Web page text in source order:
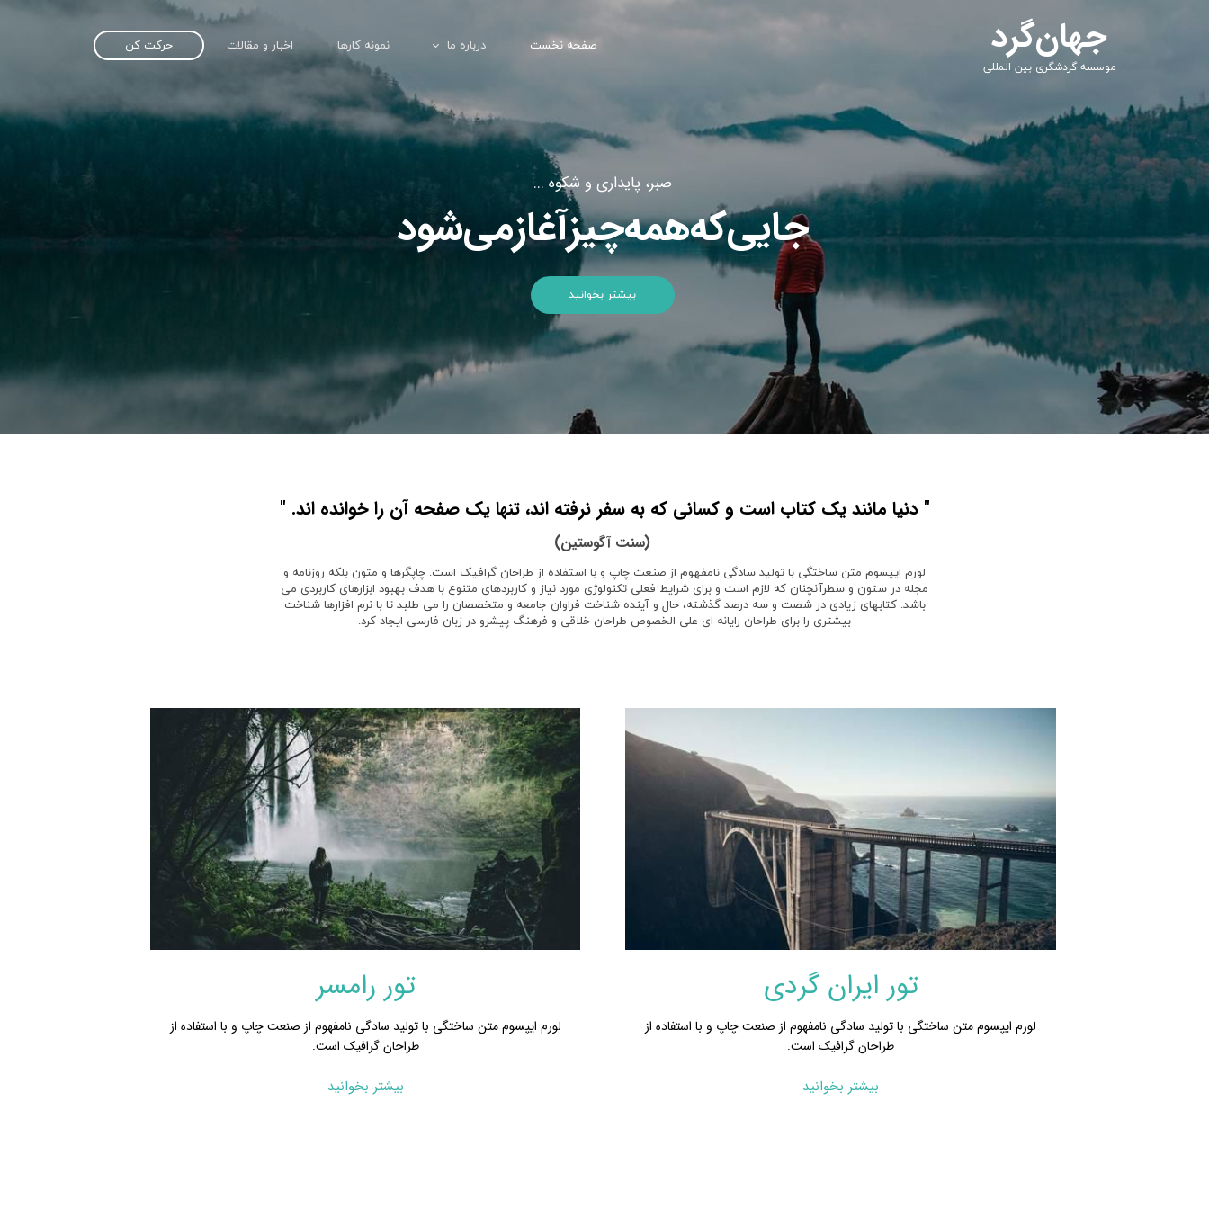
صفحه نخست درباره ما
تماس با ما
نمونه کار‌ها اخبار و مقالات حرکت کن جهان‌گرد
موسسه گردشگری بین المللی
جایی‌که‌همه‌چیز‌آغازمی‌شود
صبر، پایداری و شکوه ...
بیشتر بخوانید
" دنیا مانند یک کتاب است و کسانی که به سفر نرفته اند، تنها یک صفحه آن را خوانده اند. "
(سنت آگوستین)
لورم ایپسوم متن ساختگی با تولید سادگی نامفهوم از صنعت چاپ و با استفاده از طراحان گرافیک است. چاپگرها و متون بلکه روزنامه و
مجله در ستون و سطرآنچنان که لازم است و برای شرایط فعلی تکنولوژی مورد نیاز و کاربردهای متنوع با هدف بهبود ابزارهای کاربردی می
باشد. کتابهای زیادی در شصت و سه درصد گذشته، حال و آینده شناخت فراوان جامعه و متخصصان را می طلبد تا با نرم افزارها شناخت
بیشتری را برای طراحان رایانه ای علی الخصوص طراحان خلاقی و فرهنگ پیشرو در زبان فارسی ایجاد کرد.
تور ایران گردی
لورم ایپسوم متن ساختگی با تولید سادگی نامفهوم از صنعت چاپ و با استفاده از
طراحان گرافیک است.
بیشتر بخوانید
تور رامسر
لورم ایپسوم متن ساختگی با تولید سادگی نامفهوم از صنعت چاپ و با استفاده از
طراحان گرافیک است.
بیشتر بخوانید